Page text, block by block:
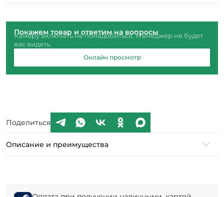
Покажем товар и ответим на вопросы
Камеру включать не понадобиться. Менеджер не будет
вас видеть.
Онлайн просмотр
Поделиться
Описание и преимущества